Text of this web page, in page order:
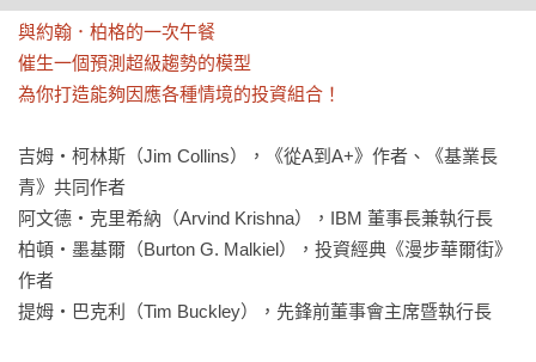
與約翰．柏格的一次午餐
催生一個預測超級趨勢的模型
為你打造能夠因應各種情境的投資組合！
吉姆・柯林斯（Jim Collins），《從A到A+》作者、《基業長
青》共同作者
阿文德・克里希納（Arvind Krishna），IBM 董事長兼執行長
柏頓‧墨基爾（Burton G. Malkiel），投資經典《漫步華爾街》
作者
提姆・巴克利（Tim Buckley），先鋒前董事會主席暨執行長